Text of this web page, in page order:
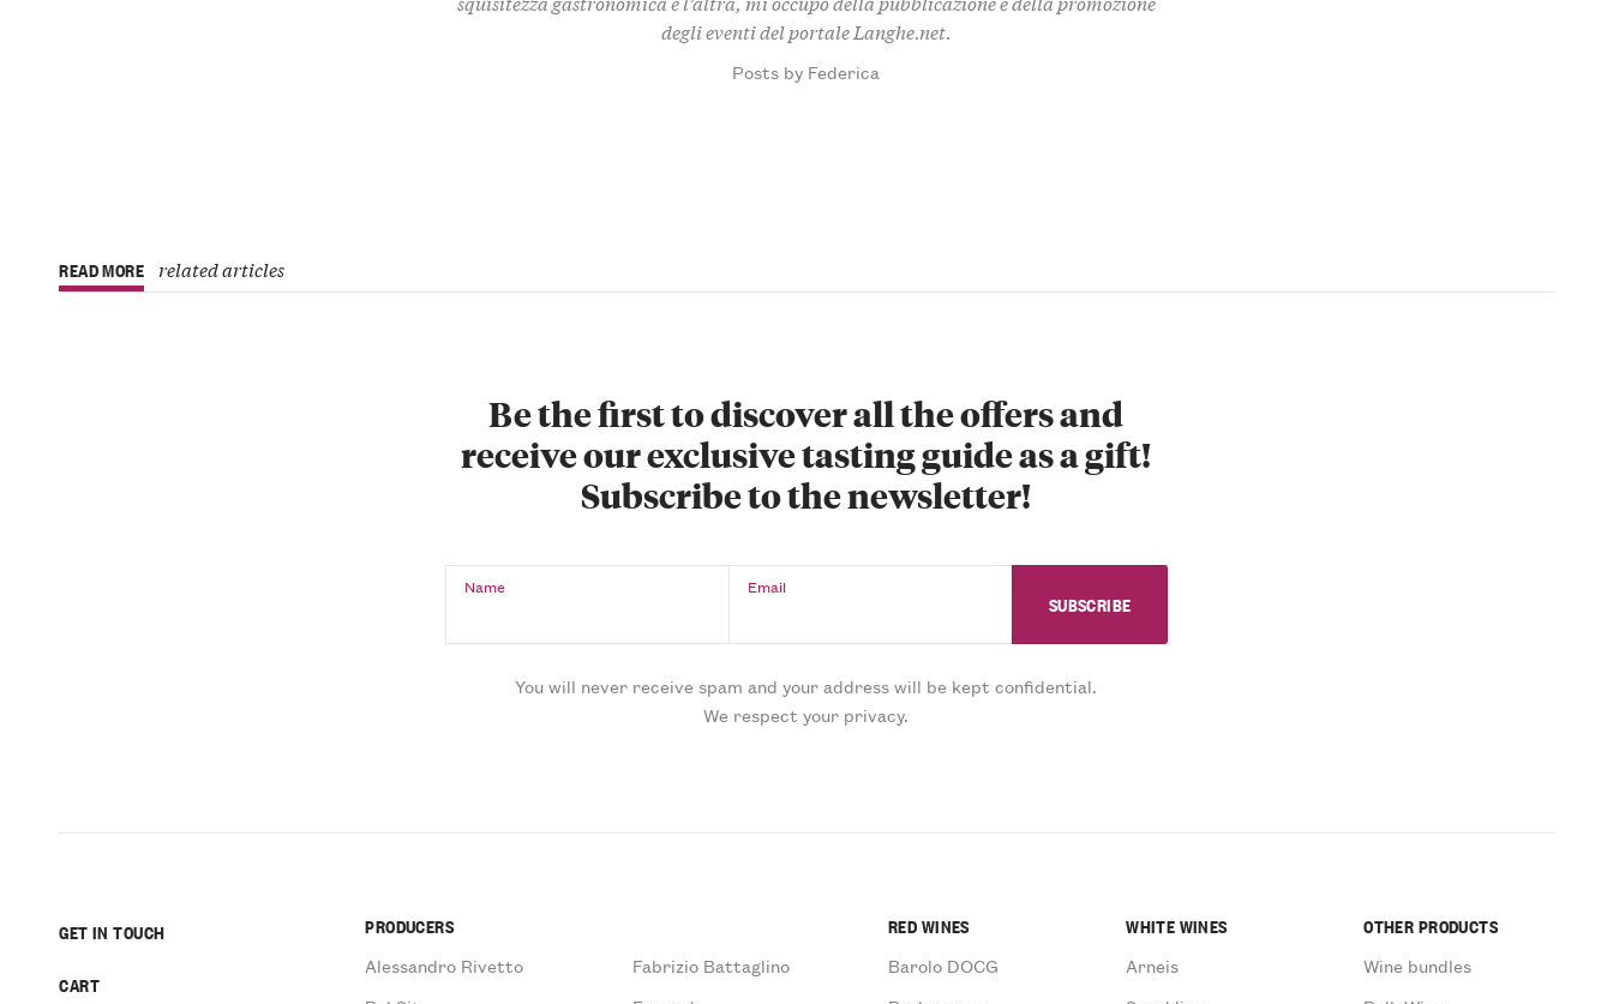
degli eventi del portale Langhe.net.
Posts by Federica
READ MORE related articles
Be the first to discover all the offers and
receive our exclusive tasting guide as a gift!
Subscribe to the newsletter!
Name Email
You will never receive spam and your address will be kept confidential.
We respect your privacy.
GET IN TOUCH
CART
PRODUCERS
Alessandro Rivetto
Fabrizio Battaglino
RED WINES
Barolo DOCG
WHITE WINES
Arneis
OTHER PRODUCTS
Wine bundles